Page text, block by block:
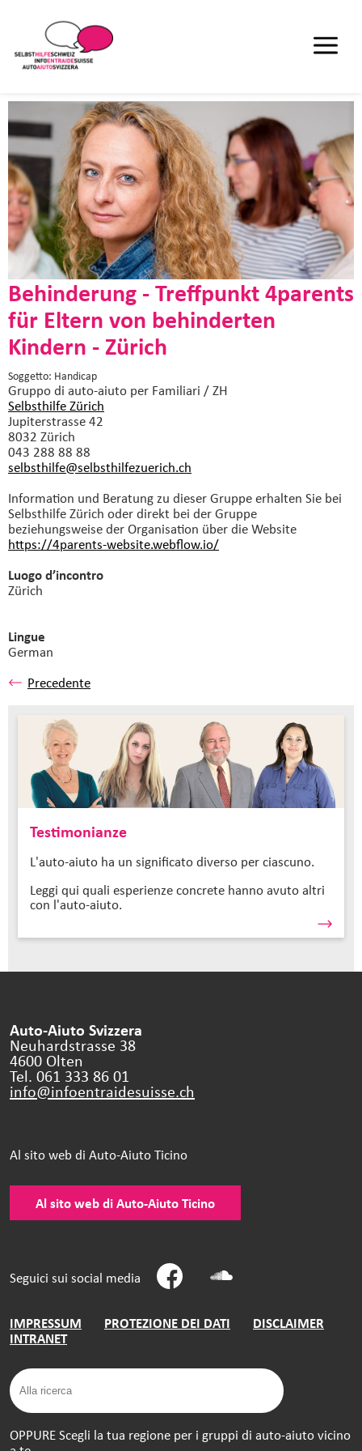
Behinderung - Treffpunkt 4parents
für Eltern von behinderten
Kindern - Zürich
Soggetto: Handicap
Gruppo di auto-aiuto per Familiari / ZH
Selbsthilfe Zürich
Jupiterstrasse 42
8032 Zürich
043 288 88 88
selbsthilfe@selbsthilfezuerich.ch
Information und Beratung zu dieser Gruppe erhalten Sie bei
Selbsthilfe Zürich oder direkt bei der Gruppe
beziehungsweise der Organisation über die Website
https://4parents-website.webflow.io/
Luogo d’incontro
Zürich
Lingue
German
Precedente
Testimonianze
L'auto-aiuto ha un significato diverso per ciascuno.
Leggi qui quali esperienze concrete hanno avuto altri
con l'auto-aiuto.
Auto-Aiuto Svizzera
Neuhardstrasse 38
4600 Olten
Tel. 061 333 86 01
info@infoentraidesuisse.ch
Al sito web di Auto-Aiuto Ticino
Al sito web di Auto-Aiuto Ticino
Seguici sui social media
IMPRESSUM PROTEZIONE DEI DATI
DISCLAIMER
INTRANET
OPPURE Scegli la tua regione per i gruppi di auto-aiuto vicino